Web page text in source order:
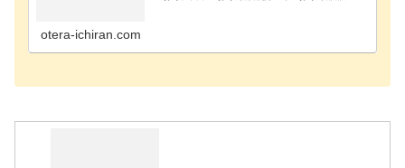
otera-ichiran.com